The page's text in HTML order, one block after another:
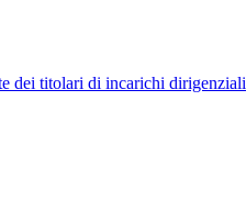
dei titolari di incarichi dirigenziali